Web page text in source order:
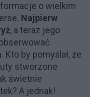
o wielkim
Najpierw
, a teraz jego
by pomyślał, że
stworzone
świetnie
A jednak!